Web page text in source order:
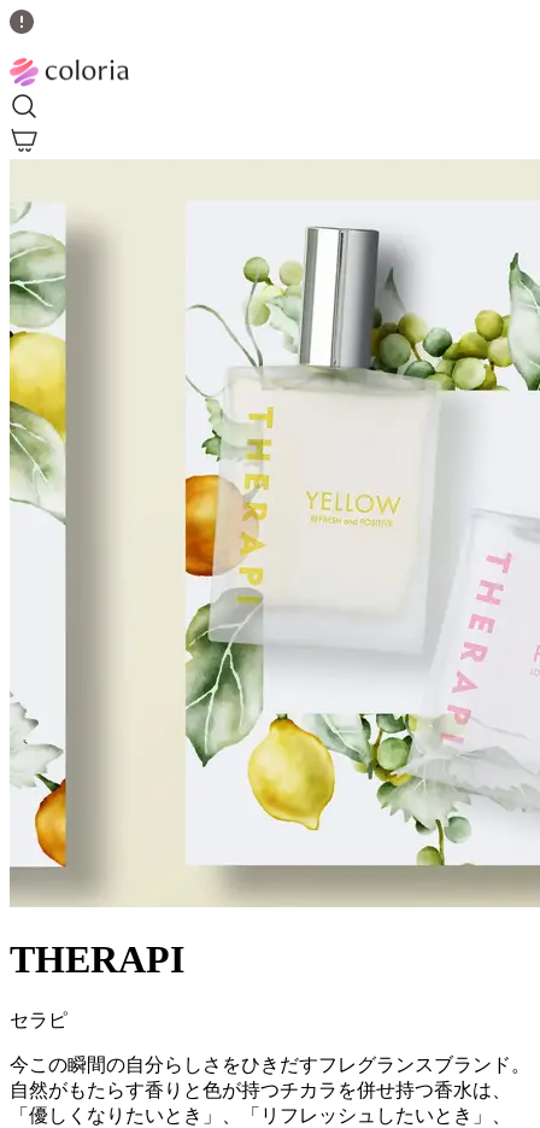
THERAPI
セラピ
今この瞬間の自分らしさをひきだすフレグランスブランド。
自然がもたらす香りと色が持つチカラを併せ持つ香水は、
「優しくなりたいとき」、「リフレッシュしたいとき」、